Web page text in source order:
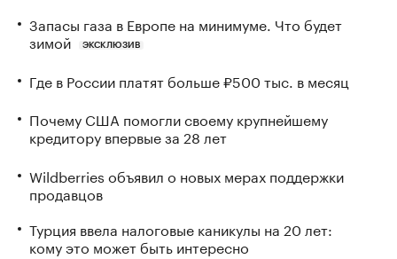
Запасы газа в Европе на минимуме. Что будет
зимой
ЭКСКЛЮЗИВ
Где в России платят больше ₽500 тыс. в месяц
Почему США помогли своему крупнейшему
кредитору впервые за 28 лет
Wildberries объявил о новых мерах поддержки
продавцов
Турция ввела налоговые каникулы на 20 лет:
кому это может быть интересно